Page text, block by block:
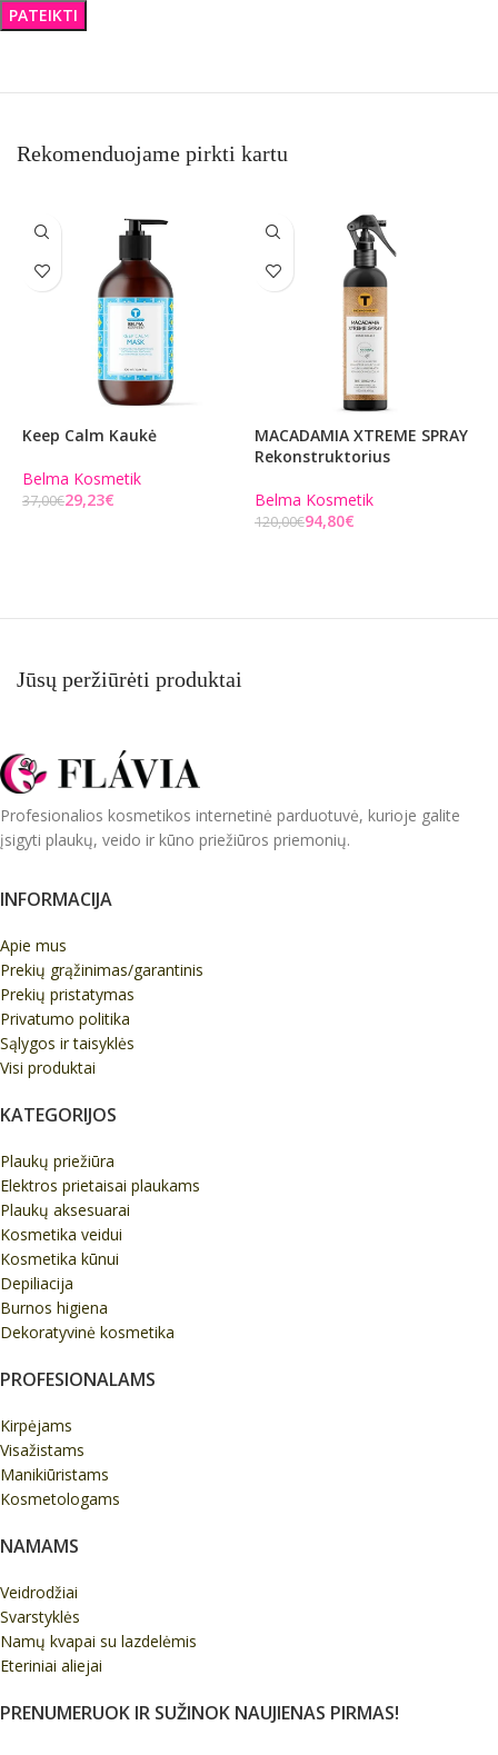
Rekomenduojame pirkti kartu
Keep Calm Kaukė
Belma Kosmetik
37,00€29,23€
MACADAMIA XTREME SPRAY
Rekonstruktorius
Belma Kosmetik
120,00€94,80€
Jūsų peržiūrėti produktai
Profesionalios kosmetikos internetinė parduotuvė, kurioje galite
įsigyti plaukų, veido ir kūno priežiūros priemonių.
INFORMACIJA
Apie mus
Prekių grąžinimas/garantinis
Prekių pristatymas
Privatumo politika
Sąlygos ir taisyklės
Visi produktai
KATEGORIJOS
Plaukų priežiūra
Elektros prietaisai plaukams
Plaukų aksesuarai
Kosmetika veidui
Kosmetika kūnui
Depiliacija
Burnos higiena
Dekoratyvinė kosmetika
PROFESIONALAMS
Kirpėjams
Visažistams
Manikiūristams
Kosmetologams
NAMAMS
Veidrodžiai
Svarstyklės
Namų kvapai su lazdelėmis
Eteriniai aliejai
PRENUMERUOK IR SUŽINOK NAUJIENAS PIRMAS!